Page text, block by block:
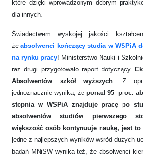
które dzięki wprowadzonym dobrym
dla innych.
Świadectwem wyskojej jakości
żeabsolwenci kończący studia w WSPiA
na rynku pracy! Ministerstwo Nauki i
raz drugi przygotowało raport dotyczący
Absolwentów szkół wyższych. Z
jednoznacznie wynika, że ponad 95 proc.
stopnia w WSPiA znajduje pracę po
absolwentów studiów pierwszego
większość osób kontynuuje naukę, jest
jedne z najlepszych wyników wśród dużych
badań MNiSW wynika też, że absolwenci